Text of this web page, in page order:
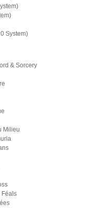
System)
& Sorcery
Milieu
Féals